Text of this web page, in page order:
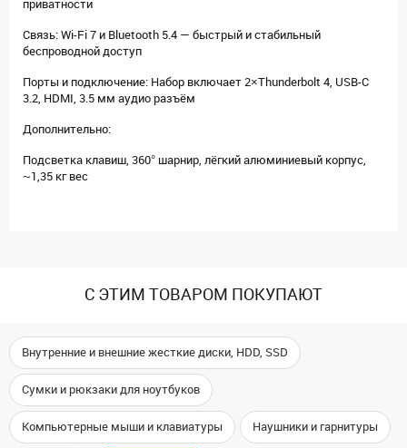
приватности
Связь: Wi-Fi 7 и Bluetooth 5.4 — быстрый и стабильный
беспроводной доступ
Порты и подключение: Набор включает 2×Thunderbolt 4, USB-C
3.2, HDMI, 3.5 мм аудио разъём
Дополнительно:
Подсветка клавиш, 360° шарнир, лёгкий алюминиевый корпус,
~1,35 кг вес
С ЭТИМ ТОВАРОМ ПОКУПАЮТ
Внутренние и внешние жесткие диски, HDD, SSD
Сумки и рюкзаки для ноутбуков
Компьютерные мыши и клавиатуры Наушники и гарнитуры